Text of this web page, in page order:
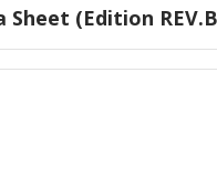
Sheet (Edition